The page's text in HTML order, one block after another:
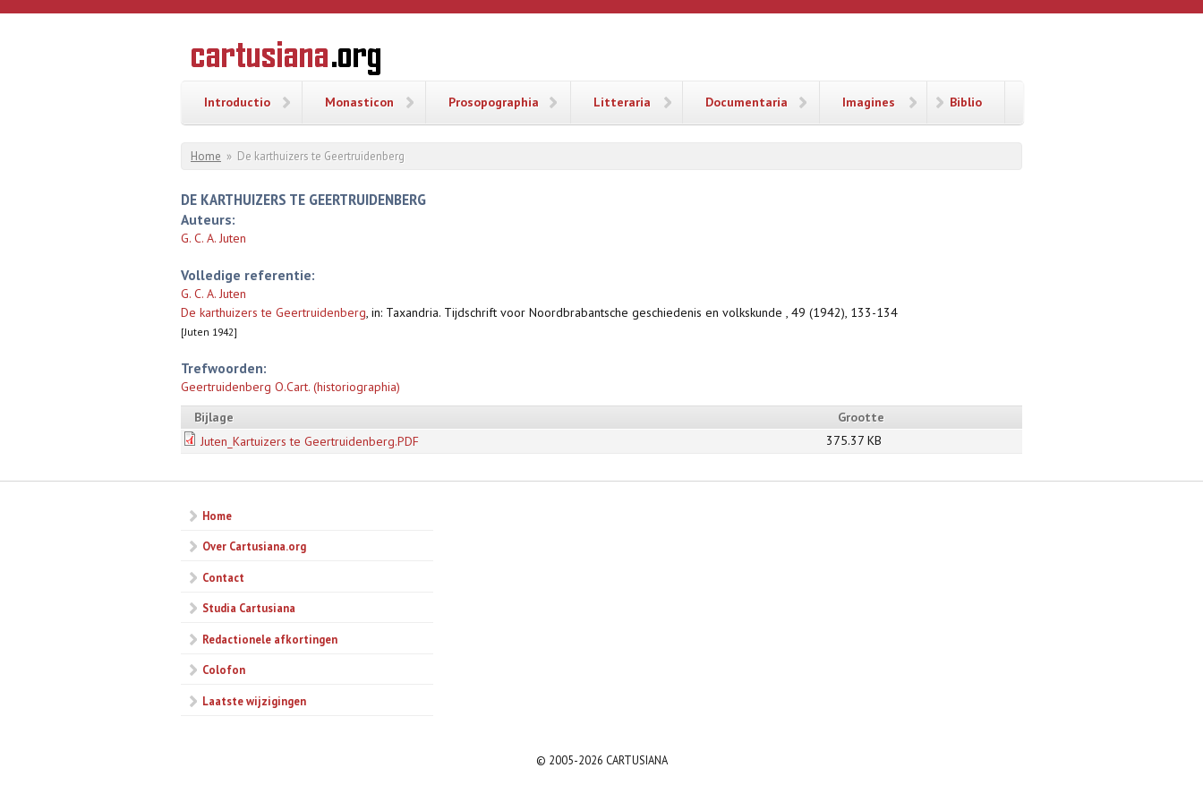
Overslaan en naar de inhoud gaan
CARTUSIANA
Geschiedenis
van de
Introductio Monasticon Prosopographia Litteraria Documentaria Imagines Biblio
U bent hier
Home » De karthuizers te Geertruidenberg
DE KARTHUIZERS TE GEERTRUIDENBERG
Auteurs:
G. C. A. Juten
Volledige referentie:
G. C. A. Juten
De karthuizers te Geertruidenberg, in: Taxandria. Tijdschrift voor Noordbrabantsche geschiedenis en volkskunde , 49 (1942), 133-134
[Juten 1942]
Trefwoorden:
Geertruidenberg O.Cart. (historiographia)
Bijlage
Grootte
Juten_Kartuizers te Geertruidenberg.PDF
375.37 KB
Home
Over Cartusiana.org
Contact
Studia Cartusiana
Redactionele afkortingen
Colofon
Laatste wijzigingen
© 2005-2026 CARTUSIANA